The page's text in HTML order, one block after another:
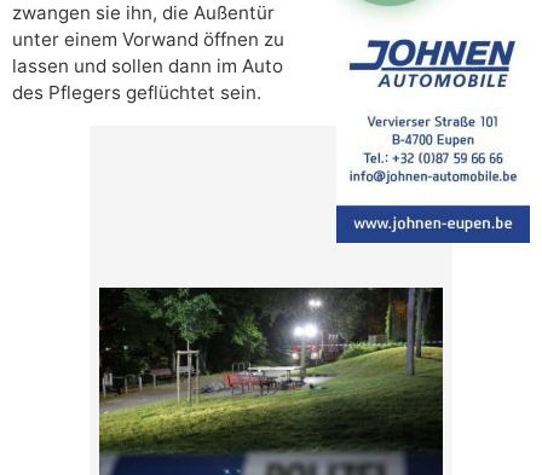
zwangen sie ihn, die Außentür
unter einem Vorwand öffnen zu
lassen und sollen dann im Auto
des Pflegers geflüchtet sein.